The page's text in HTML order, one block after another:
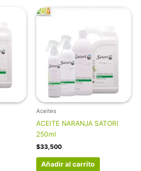
Aceites
ACEITE NARANJA SATORI
250ml
$33,500
Añadir al carrito